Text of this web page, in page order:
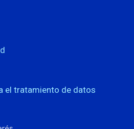
el tratamiento de datos